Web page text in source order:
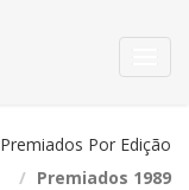
Premiados Por Edição
Premiados 1989